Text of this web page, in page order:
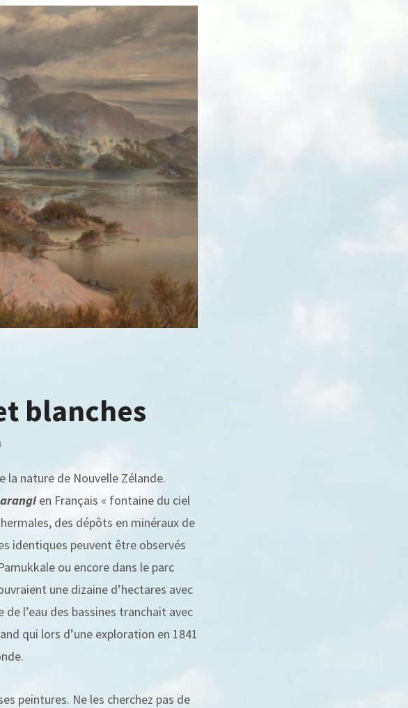
blanches
la nature de Nouvelle Zélande.
en Français « fontaine du ciel
des dépôts en minéraux de
identiques peuvent être observés
ou encore dans le parc
une dizaine d’hectares avec
l’eau des bassines tranchait avec
qui lors d’une exploration en 1841
peintures. Ne les cherchez pas de